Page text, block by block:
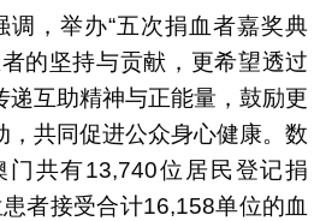
调，举办“五次捐血者嘉奖典
的坚持与贡献，更希望透过
递互助精神与正能量，鼓励更
，共同促进公众身心健康。数
共有13,740位居民登记捐
者接受合计16,158单位的血